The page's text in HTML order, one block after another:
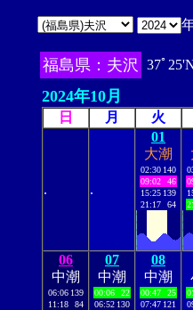
福島県：夫沢 37ﾟ
2024年10月
日 月 火
. .
01
大潮
02:30 140
09:02
46
15:25 139
21:17
64
06
中潮
06:06 139
11:18
84
07
中潮
00:06
22
06:52 130
08
中潮
00:47
25
07:47 121